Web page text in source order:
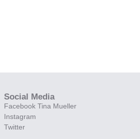
Social Media
Facebook Tina Mueller
Instagram
Twitter